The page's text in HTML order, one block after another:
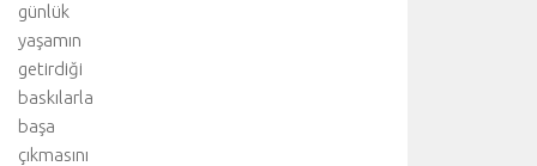
günlük
yaşamın
getirdiği
baskılarla
başa
çıkmasını